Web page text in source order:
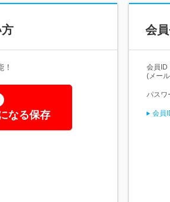
なる保存
会
会員ID
(メー
パスワ
会員